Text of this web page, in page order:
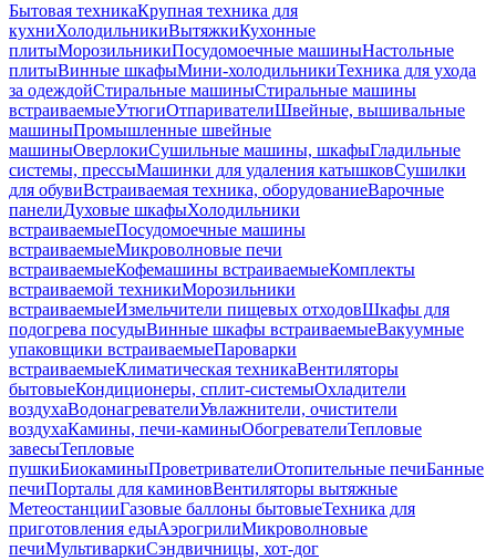
Бытовая техникаКрупная техника для
кухниХолодильникиВытяжкиКухонные
плитыМорозильникиПосудомоечные машиныНастольные
плитыВинные шкафыМини-холодильникиТехника для ухода
за одеждойСтиральные машиныСтиральные машины
встраиваемыеУтюгиОтпаривателиШвейные, вышивальные
машиныПромышленные швейные
машиныОверлокиСушильные машины, шкафыГладильные
системы, прессыМашинки для удаления катышковСушилки
для обувиВстраиваемая техника, оборудованиеВарочные
панелиДуховые шкафыХолодильники
встраиваемыеПосудомоечные машины
встраиваемыеМикроволновые печи
встраиваемыеКофемашины встраиваемыеКомплекты
встраиваемой техникиМорозильники
встраиваемыеИзмельчители пищевых отходовШкафы для
подогрева посудыВинные шкафы встраиваемыеВакуумные
упаковщики встраиваемыеПароварки
встраиваемыеКлиматическая техникаВентиляторы
бытовыеКондиционеры, сплит-системыОхладители
воздухаВодонагревателиУвлажнители, очистители
воздухаКамины, печи-каминыОбогревателиТепловые
завесыТепловые
пушкиБиокаминыПроветривателиОтопительные печиБанные
печиПорталы для каминовВентиляторы вытяжные
МетеостанцииГазовые баллоны бытовыеТехника для
приготовления едыАэрогрилиМикроволновые
печиМультиваркиСэндвичницы, хот-дог